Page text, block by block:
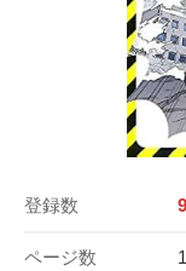
登録数
ページ数